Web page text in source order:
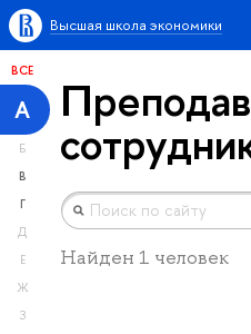
Высшая школа экономики
ВСЕ
А
Б
В
Г
Д
Е
Ж
З
Найден 1 человек